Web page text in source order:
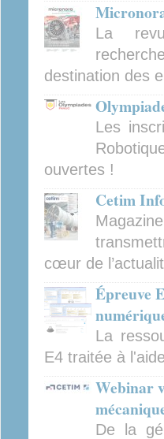
La
destination des
Les
ouvertes !
Cetim
cœur de
Épreuve
La
E4 traitée à
Webinar
De la